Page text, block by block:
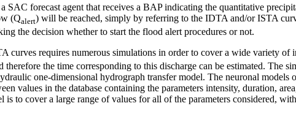
SAC forecast agent that receives a BAP indicating the quantitative
(Qalert) will be reached, simply by referring to the IDTA and/or ISTA
the decision whether to start the flood alert procedures or not.
curves requires numerous simulations in order to cover a wide variety
therefore the time corresponding to this discharge can be estimated.
one-dimensional hydrograph transfer model. The neuronal
values in the database containing the parameters intensity, duration,
to cover a large range of values for all of the parameters considered,